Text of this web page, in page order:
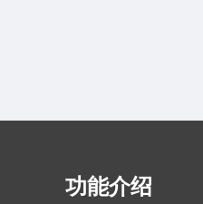
功能介绍